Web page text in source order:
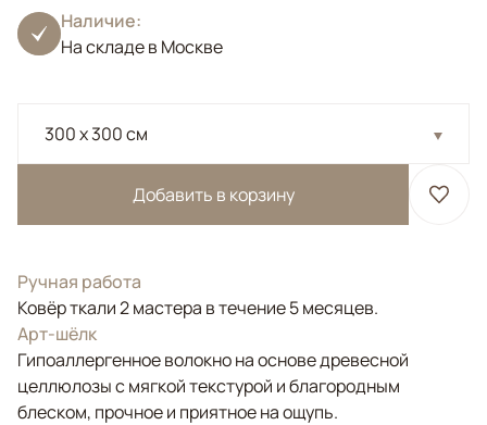
Наличие:
На складе в Москве
300 x 300 см
Добавить в корзину
Ручная работа
Ковёр ткали 2 мастера в течение 5 месяцев.
Арт-шёлк
Гипоаллергенное волокно на основе древесной
целлюлозы с мягкой текстурой и благородным
блеском, прочное и приятное на ощупь.